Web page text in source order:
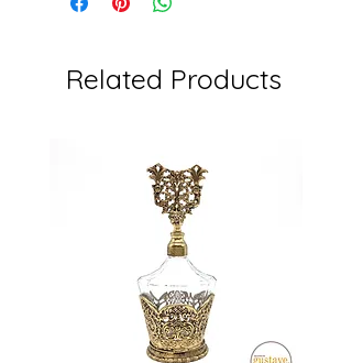
échangeable
Related Products